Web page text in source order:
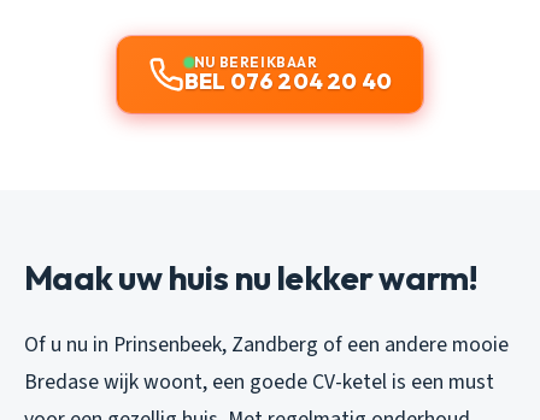
NU BEREIKBAAR
BEL 076 204 20 40
Maak uw huis nu lekker warm!
Of u nu in Prinsenbeek, Zandberg of een andere mooie
Bredase wijk woont, een goede CV-ketel is een must